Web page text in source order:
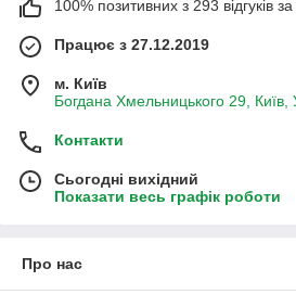
100% позитивних з 293 відгуків за
Працює з 27.12.2019
м. Київ
Богдана Хмельницького 29, Київ,
Контакти
Сьогодні вихідний
Показати весь графік роботи
Про нас